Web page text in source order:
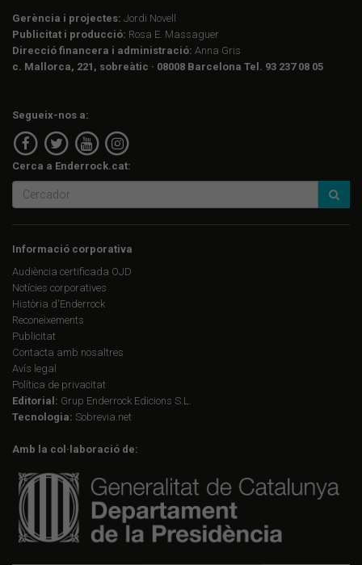
Gerència i projectes: Jordi Novell
Publicitat i producció: Rosa E. Massaguer
Direcció financera i administració: Anna Gris
c. Mallorca, 221, sobreàtic · 08008 Barcelona Tel. 93 237 08 05
Segueix-nos a:
Cerca a Enderrock.cat:
Informació corporativa
Audiència certificada OJD
Notícies corporatives
Història d'Enderrock
Reconeixements
Publicitat
Contacta amb nosaltres
Avís legal
Política de privacitat
Editorial: Grup Enderrock Edicions S.L.
Tecnologia: Sobrevia.net
Amb la col·laboració de: